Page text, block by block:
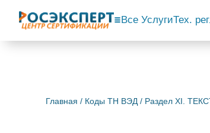
Все УслугиТех.
Главная / Коды ТН ВЭД / Раздел XI.